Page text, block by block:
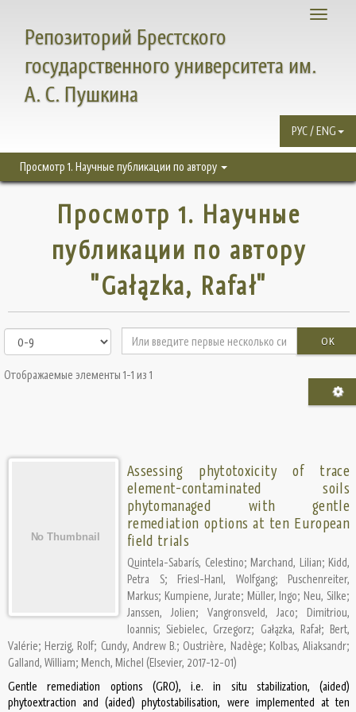
Toggle
Репозиторий Брестского
государственного университета им.
А. С. Пушкина
РУС / ENG
Просмотр 1. Научные публикации по автору
Просмотр 1. Научные
публикации по автору
"Gałązka, Rafał"
OK
Отображаемые элементы 1-1 из 1
Assessing phytotoxicity of trace
element-contaminated soils
phytomanaged with gentle
remediation options at ten European
field trials
Quintela-Sabarís, Celestino; Marchand, Lilian; Kidd,
Petra S; Friesl-Hanl, Wolfgang; Puschenreiter,
Markus; Kumpiene, Jurate; Müller, Ingo; Neu, Silke;
Janssen, Jolien; Vangronsveld, Jaco; Dimitriou,
Ioannis; Siebielec, Grzegorz; Gałązka, Rafał; Bert,
Valérie; Herzig, Rolf; Cundy, Andrew B.; Oustrière, Nadège; Kolbas, Aliaksandr;
Galland, William; Mench, Michel (Elsevier, 2017-12-01)
Gentle remediation options (GRO), i.e. in situ stabilization, (aided)
phytoextraction and (aided) phytostabilisation, were implemented at ten